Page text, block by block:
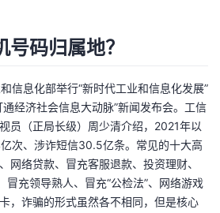
码归属地？
信息化部举行“新时代工业和信息化发展”
经济社会信息大动脉”新闻发布会。工信
员（正局长级）周少清介绍，2021年以
次、涉诈短信30.5亿条。常见的十大高
网络贷款、冒充客服退款、投资理财、
冒充领导熟人、冒充“公检法”、网络游戏
，诈骗的形式虽然各不相同，但是核心